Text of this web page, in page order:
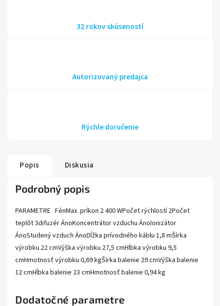
32 rokov skúseností
Autorizovaný predajca
Rýchle doručenie
Popis Diskusia
Podrobný popis
PARAMETRE FénMax. príkon 2 400 WPočet rýchlostí 2Počet
teplôt 3difuzér ÁnoKoncentrátor vzduchu ÁnoIonizátor
ÁnoStudený vzduch ÁnoDĺžka prívodného káblu 1,8 mŠírka
výrobku 22 cmVýška výrobku 27,5 cmHĺbka výrobku 9,5
cmHmotnosť výrobku 0,69 kgŠírka balenie 29 cmVýška balenie
12 cmHĺbka balenie 23 cmHmotnosť balenie 0,94 kg
Dodatočné parametre